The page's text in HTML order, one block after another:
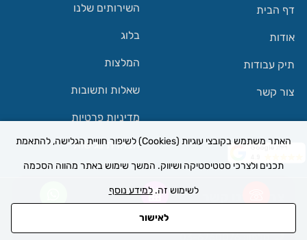
האתר משתמש בקובצי עוגיות (Cookies) לשיפור חוויית הגלישה, להתאמת
תכנים ולצרכי סטטיסטיקה ושיווק. המשך שימוש באתר מהווה הסכמה
לשימוש זה.למידע נוסף
לאישור
דף הבית
אודות
תיק עבודות
צור קשר
השירותים שלנו
בלוג
המלצות
שאלות ותשובות
מדיניות פרטיות
הצהרת נגישות
טלפון: 03-6760076